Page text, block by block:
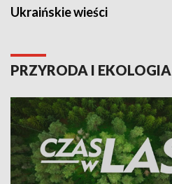
Ukraińskie wieści
PRZYRODA I EKOLOGIA